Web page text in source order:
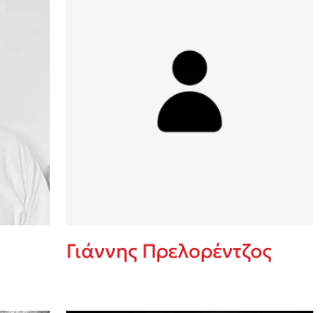
Γιάννης Πρελορέντζος